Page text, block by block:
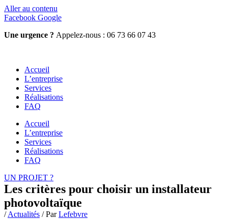
Aller au contenu
Facebook Google
Une urgence ? Appelez-nous : 06 73 66 07 43
Accueil
L’entreprise
Services
Réalisations
FAQ
Accueil
L’entreprise
Services
Réalisations
FAQ
UN PROJET ?
Les critères pour choisir un installateur
photovoltaïque
/Actualités / ParLefebvre